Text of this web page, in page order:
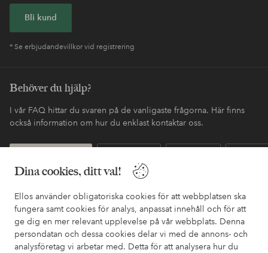
Dina cookies, ditt val!
Ellos använder obligatoriska cookies för att webbplatsen ska
fungera samt cookies för analys, anpassat innehåll och för att
ge dig en mer relevant upplevelse på vår webbplats. Denna
persondatan och dessa cookies delar vi med de annons- och
analysföretag vi arbetar med. Detta för att analysera hur du
Bli kund
* Se erbjudandevillkor vid registrering
Behöver du hjälp?
I vår FAQ hittar du svaren på de vanligaste frågorna. Här finns
också information om hur du enklast kontaktar oss.
Mina sidor
Om Ellos